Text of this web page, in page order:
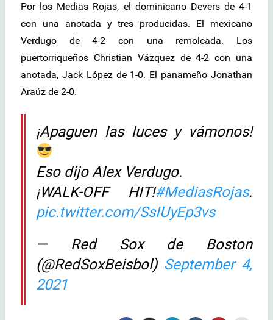
Por los Medias Rojas, el dominicano Devers de 4-1
con una anotada y tres producidas. El mexicano
Verdugo de 4-2 con una remolcada. Los
puertorriqueños Christian Vázquez de 4-2 con una
anotada, Jack López de 1-0. El panameño Jonathan
Araúz de 2-0.
¡Apaguen las luces y vámonos!
Eso dijo Alex Verdugo.
¡WALK-OFF HIT!#MediasRojas.
pic.twitter.com/SsIUyEp3vs
— Red Sox de Boston
(@RedSoxBeisbol) September 4,
2021